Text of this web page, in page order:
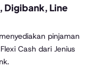
Digibank, Line
pinjaman
Cash dari Jenius